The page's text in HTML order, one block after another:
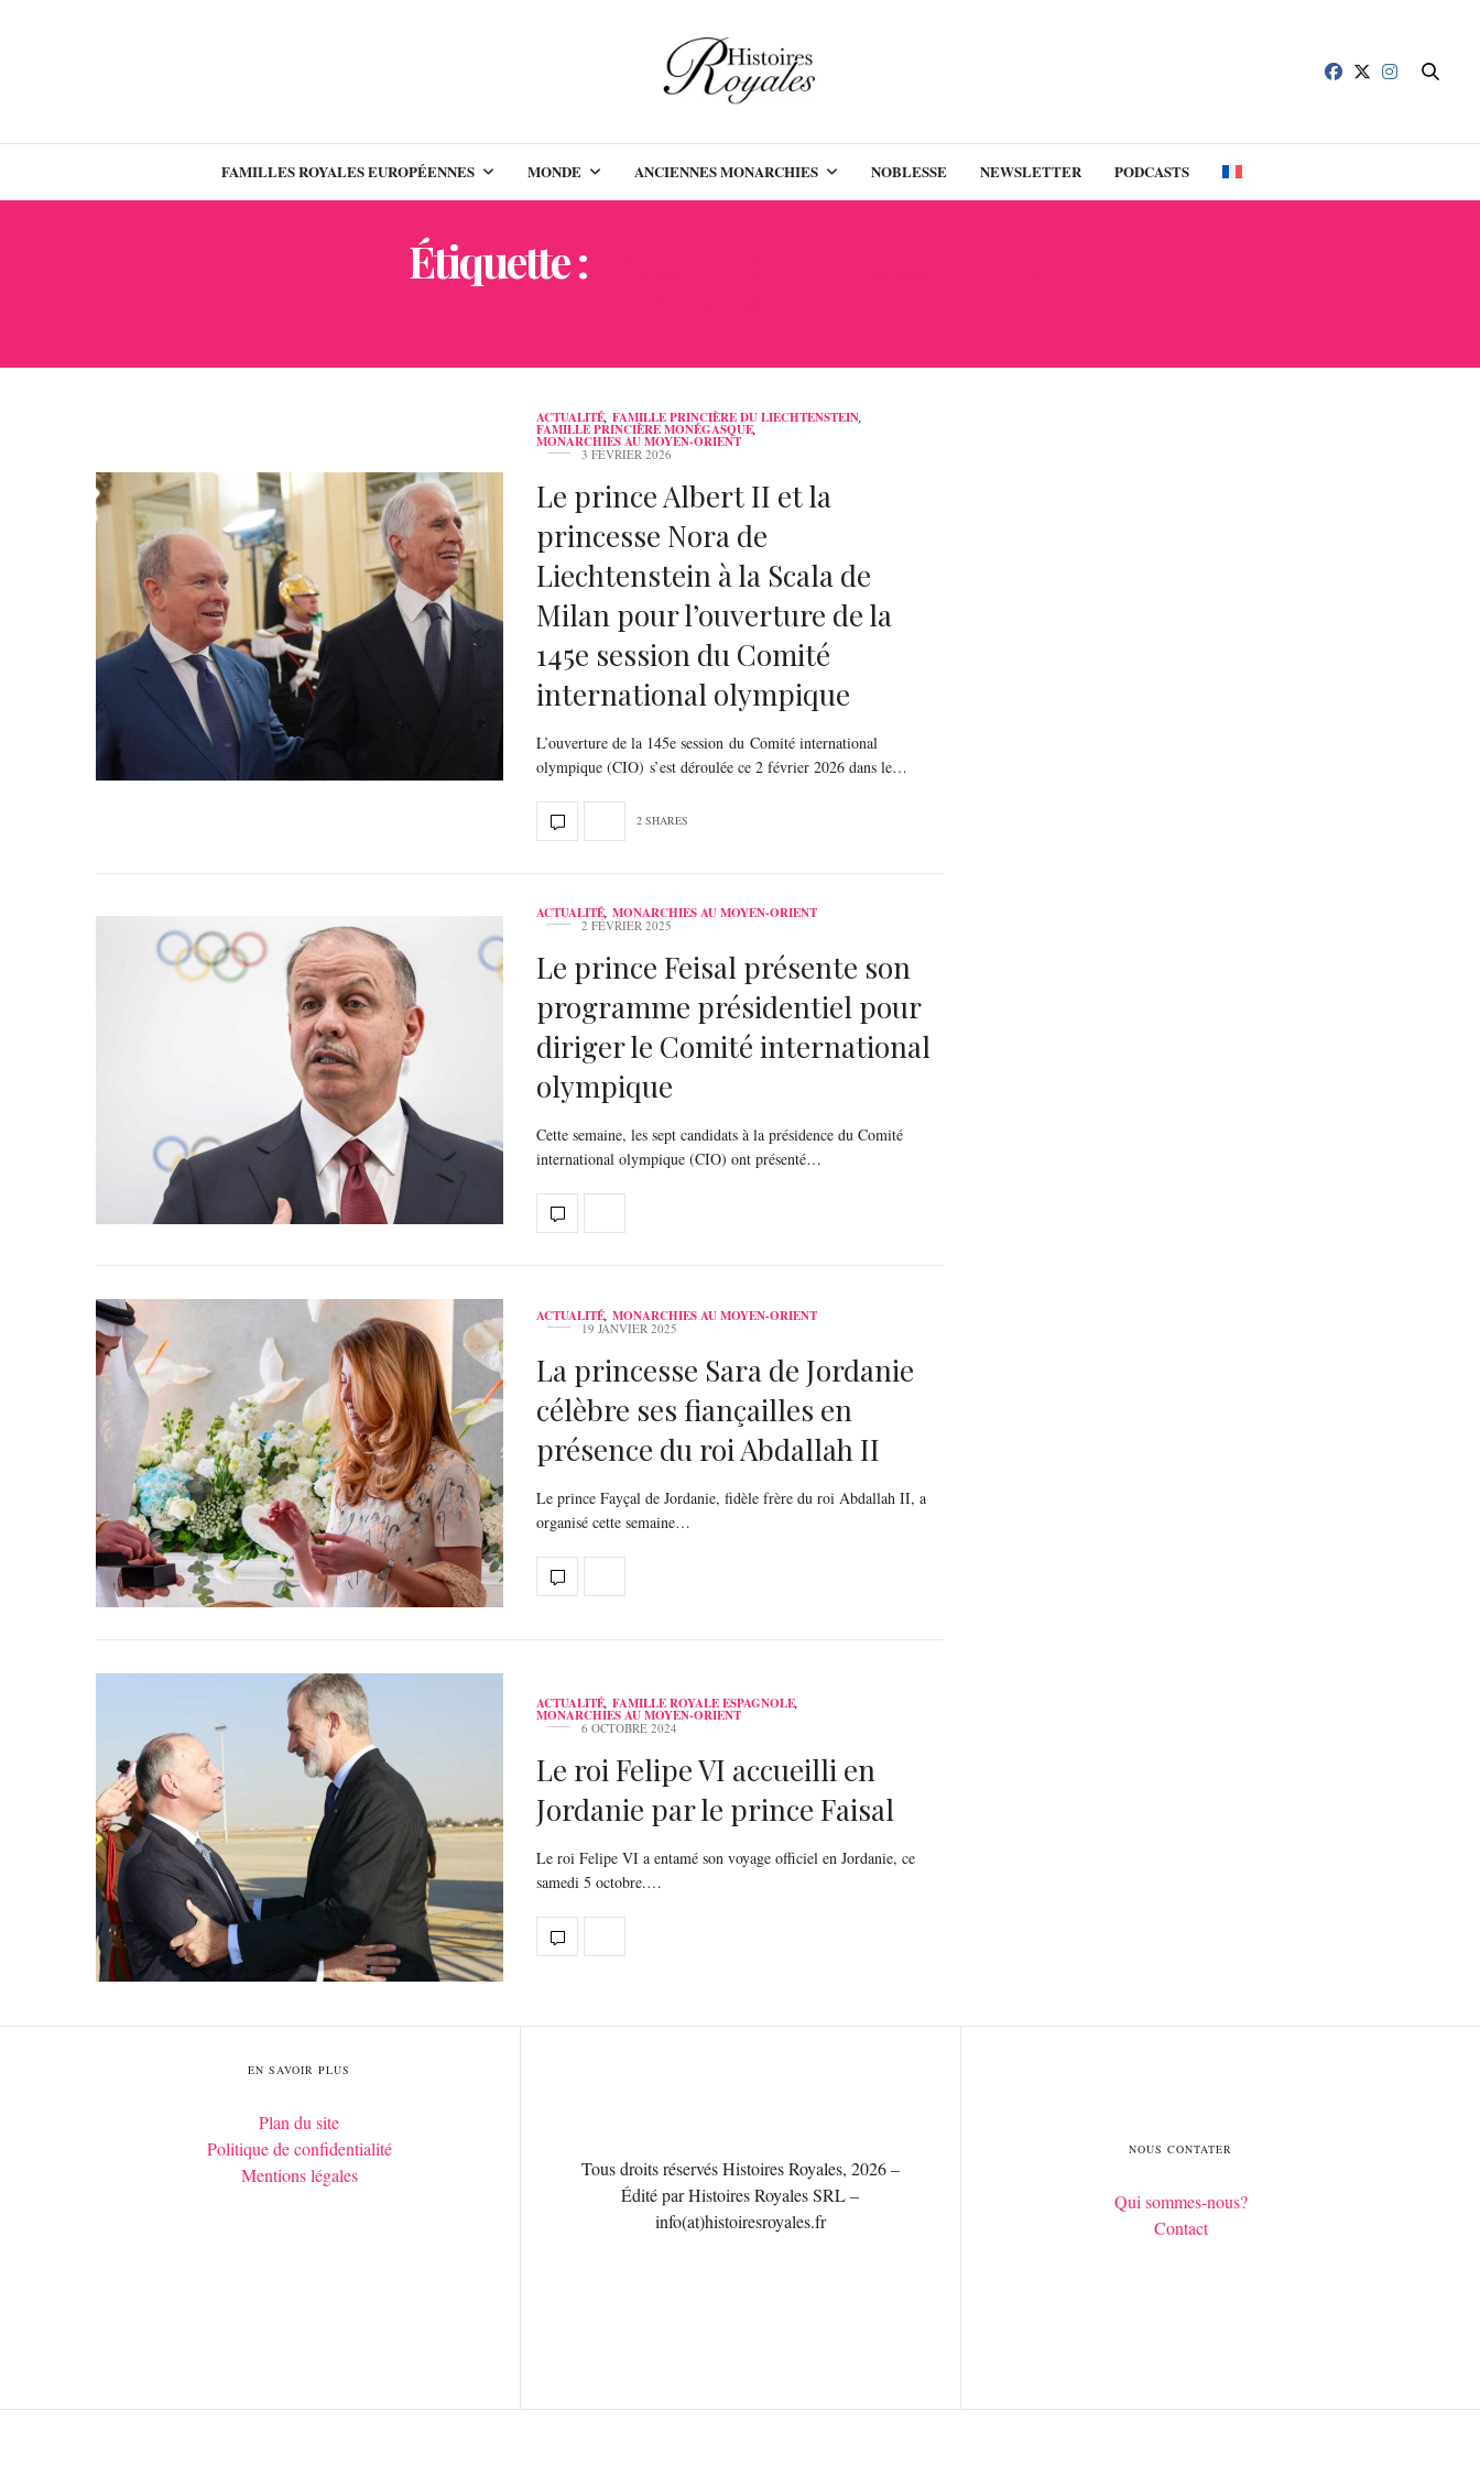
FAMILLES ROYALES EUROPÉENNES MONDE ANCIENNES MONARCHIES NOBLESSE NEWSLETTER PODCASTS
Étiquette :
ACTUALITÉ, FAMILLE PRINCIÈRE DU LIECHTENSTEIN,
FAMILLE PRINCIÈRE MONÉGASQUE,
MONARCHIES AU MOYEN-ORIENT
3 FÉVRIER 2026
Le prince Albert II et la
princesse Nora de
Liechtenstein à la Scala de
Milan pour l’ouverture de la
145e session du Comité
international olympique
L’ouverture de la 145e session du Comité international
olympique (CIO) s’est déroulée ce 2 février 2026 dans le…
2 SHARES
ACTUALITÉ, MONARCHIES AU MOYEN-ORIENT
2 FÉVRIER 2025
Le prince Feisal présente son
programme présidentiel pour
diriger le Comité international
olympique
Cette semaine, les sept candidats à la présidence du Comité
international olympique (CIO) ont présenté…
ACTUALITÉ, MONARCHIES AU MOYEN-ORIENT
19 JANVIER 2025
La princesse Sara de Jordanie
célèbre ses fiançailles en
présence du roi Abdallah II
Le prince Fayçal de Jordanie, fidèle frère du roi Abdallah II, a
organisé cette semaine…
ACTUALITÉ, FAMILLE ROYALE ESPAGNOLE,
MONARCHIES AU MOYEN-ORIENT
6 OCTOBRE 2024
Le roi Felipe VI accueilli en
Jordanie par le prince Faisal
Le roi Felipe VI a entamé son voyage officiel en Jordanie, ce
samedi 5 octobre.…
EN SAVOIR PLUS
Plan du site
Politique de confidentialité
Mentions légales
Tous droits réservés Histoires Royales, 2026 –
Édité par Histoires Royales SRL –
info(at)histoiresroyales.fr
NOUS CONTATER
Qui sommes-nous?
Contact